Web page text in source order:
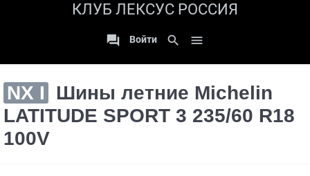
КЛУБ ЛЕКСУС РОССИЯ
 Войти search 
NX I
Шины летние Michelin
LATITUDE SPORT 3 235/60 R18
100V